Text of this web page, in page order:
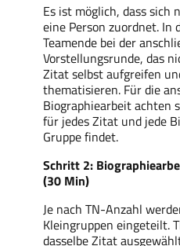
Es ist möglich, dass sich
eine Person zuordnet. In
Teamende bei der
Vorstellungsrunde, das
Zitat selbst aufgreifen
thematisieren. Für die
Biographiearbeit achten
für jedes Zitat und jede
Gruppe findet.
Schritt 2:
(30 Min)
Je nach TN-Anzahl
Kleingruppen eingeteilt.
dasselbe Zitat